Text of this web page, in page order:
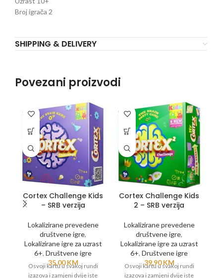
Broj igrača 2
SHIPPING & DELIVERY
Povezani proizvodi
Cortex Challenge Kids
– SRB verzija
Lokalizirane prevedene
društvene igre,
Lokalizirane igre za uzrast
6+, Društvene igre
35,00KM
Osvoji kartu u svakoj rundi
izazova i zamjeni dvije iste
Cortex Challenge Kids
2 – SRB verzija
Lokalizirane prevedene
društvene igre,
Lokalizirane igre za uzrast
6+, Društvene igre
39,90KM
Osvoji kartu u svakoj rundi
izazova i zamjeni dvije iste